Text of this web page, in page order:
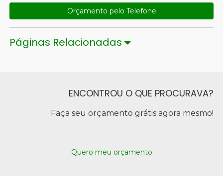
Orçamento pelo Telefone
Páginas Relacionadas
ENCONTROU O QUE PROCURAVA?
Faça seu orçamento grátis agora mesmo!
Quero meu orçamento